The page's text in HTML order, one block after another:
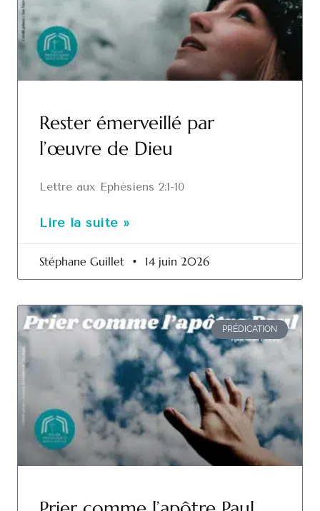
Rester émerveillé par
l’œuvre de Dieu
Lettre aux Ephésiens 2:1-10
Lire la suite »
Stéphane Guillet 14 juin 2026
PRÉDICATION